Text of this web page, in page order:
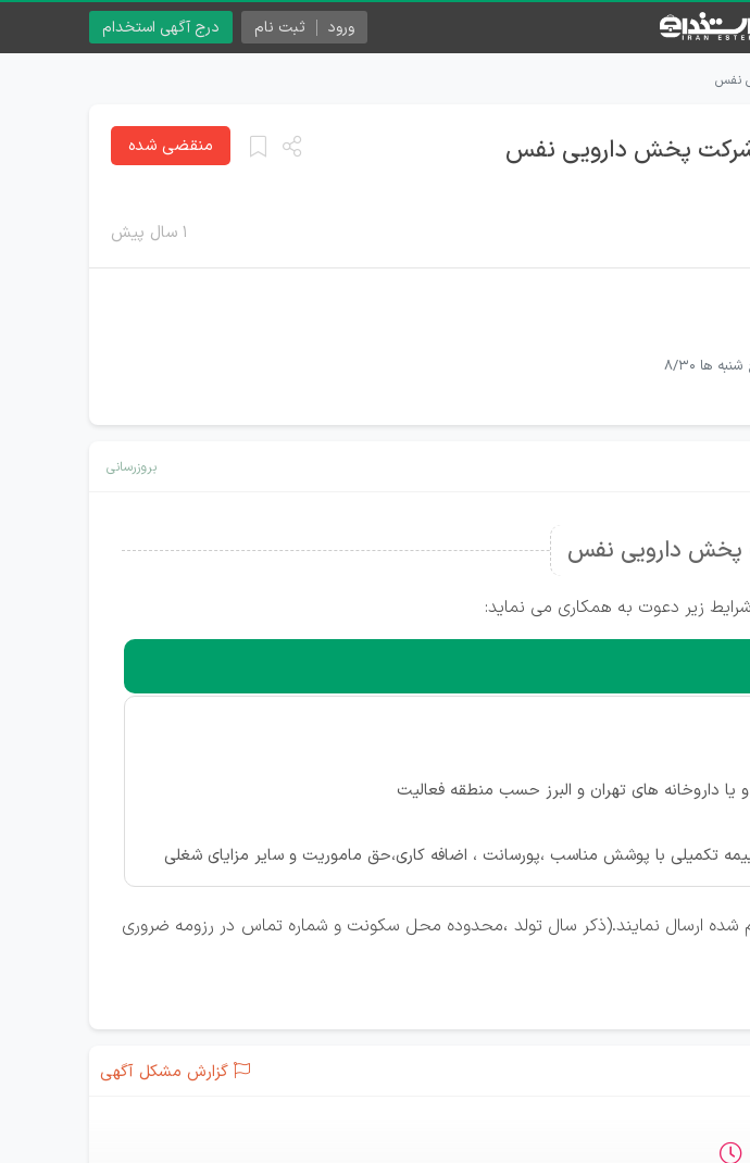
درج آگهی استخدام ورود ثبت نام
نفس
شرکت پخش دارویی نفس
۱ سال پیش
منقضی شده
(شنبه تا چهارشنبه 8/30 الی 16/30-پنج شنبه ها 8/30
بروزرسانی
پخش دارویی نفس
زیر دعوت به همکاری می نماید:
یا داروخانه های تهران و البرز حسب منطقه فعالیت
تکمیلی با پوشش مناسب ،پورسانت ، اضافه کاری،حق ماموریت و سایر مزایای شغلی
شده ارسال نمایند.(ذکر سال تولد ،محدوده محل سکونت و شماره تماس در رزومه ضروری
گزارش مشکل آگهی